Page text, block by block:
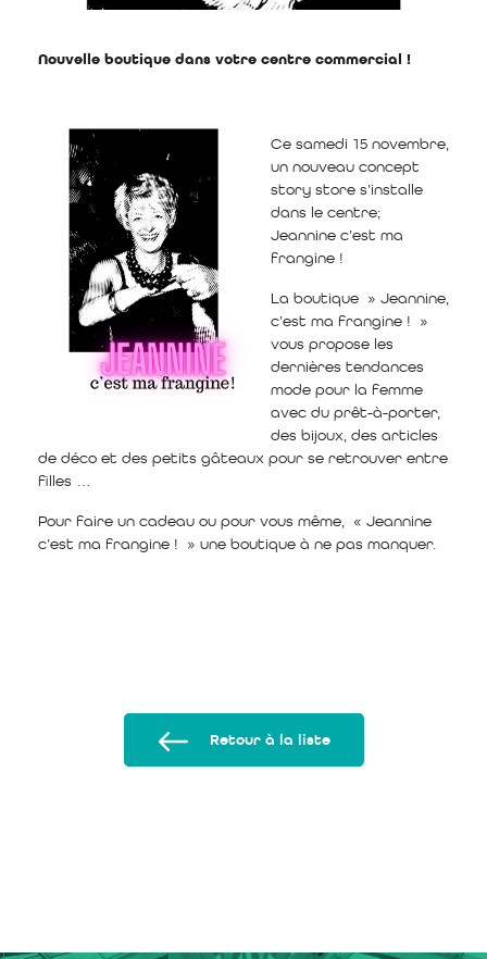
Nouvelle boutique dans votre centre commercial !
Ce samedi 15 novembre,
un nouveau concept
story store s’installe
dans le centre;
Jeannine c’est ma
frangine !
La boutique » Jeannine,
c’est ma frangine ! »
vous propose les
dernières tendances
mode pour la femme
avec du prêt-à-porter,
des bijoux, des articles
de déco et des petits gâteaux pour se retrouver entre
filles …
Pour faire un cadeau ou pour vous même, « Jeannine
c’est ma frangine ! » une boutique à ne pas manquer.
Retour à la liste